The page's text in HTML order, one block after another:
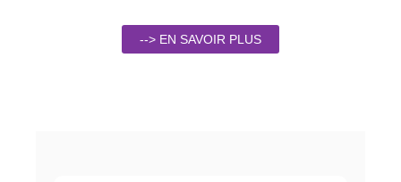
--> EN SAVOIR PLUS